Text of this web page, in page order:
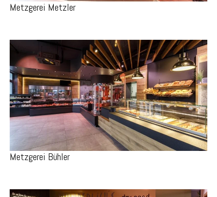
Metzgerei Metzler
Metzgerei Bühler